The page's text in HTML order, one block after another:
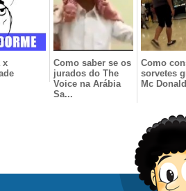
x
Como saber se os
jurados do The
Voice na Arábia
Sa...
Como
sorvetes
Mc